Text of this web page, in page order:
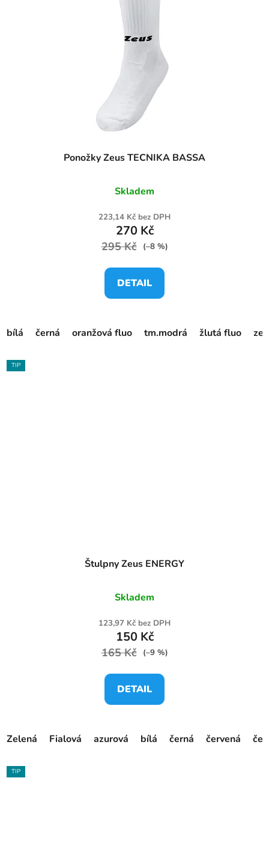
Ponožky Zeus TECNIKA BASSA
Skladem
223,14 Kč bez DPH
270 Kč
295 Kč (–8 %)
DETAIL
bílá černá oranžová fluo tm.modrá žlutá fluo
TIP
Štulpny Zeus ENERGY
Skladem
123,97 Kč bez DPH
150 Kč
165 Kč (–9 %)
DETAIL
Zelená Fialová azurová bílá černá červená
TIP